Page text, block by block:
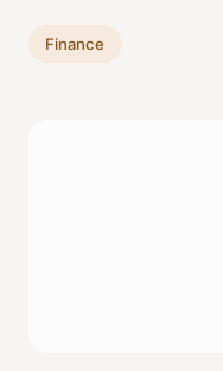
Finance